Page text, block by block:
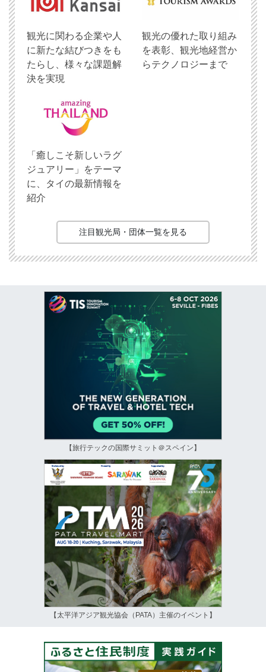
観光に関わる企業や人
に新たな結びつきをも
たらし、様々な課題解
決を実現
観光の優れた取り組み
を表彰、観光地経営か
らテクノロジーまで
「癒しこそ新しいラグ
ジュアリー」をテーマ
に、タイの最新情報を
紹介
注目観光局・団体一覧を見る
【旅行テックの国際サミット＠スペイン】
【太平洋アジア観光協会（PATA）主催のイベント】